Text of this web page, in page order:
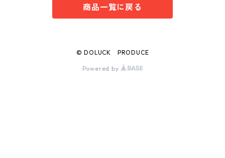
商品一覧に戻る
© DOLUCK PRODUCE
Powered by